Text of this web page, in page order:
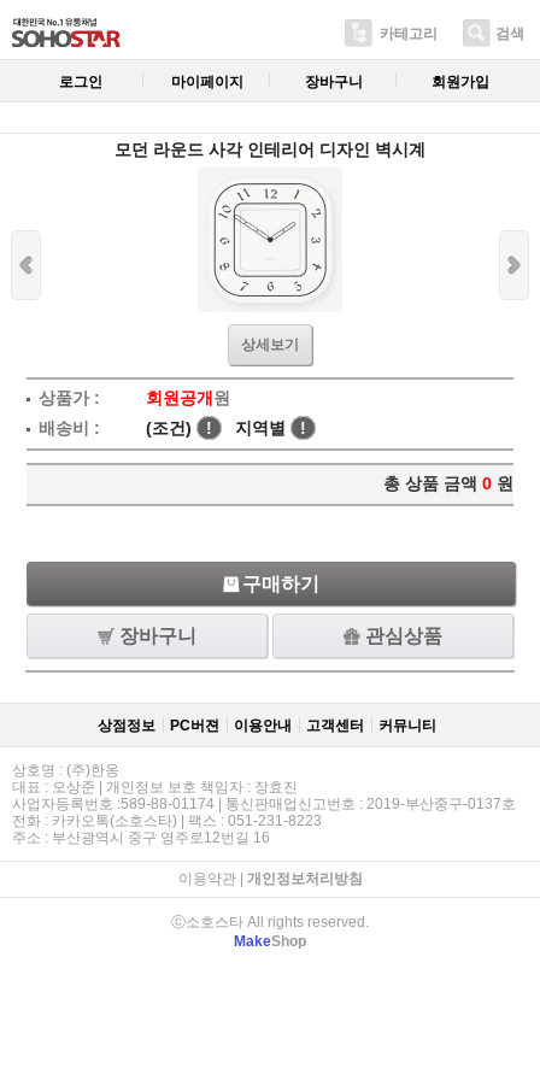
카테고리 검색
로그인 마이페이지 장바구니 회원가입
모던 라운드 사각 인테리어 디자인 벽시계
상세보기
상품가 : 회원공개 원
배송비 :
(조건) ! 지역별 !
총 상품 금액 0 원
구매하기
장바구니 관심상품
상점정보 PC버젼 이용안내 고객센터 커뮤니티
상호명 : (주)한옹
대표 : 오상준 | 개인정보 보호 책임자 : 장효진
사업자등록번호 :589-88-01174 | 통신판매업신고번호 : 2019-부산중구-0137호
전화 : 카카오톡(소호스타) | 팩스 : 051-231-8223
주소 : 부산광역시 중구 영주로12번길 16
이용약관| 개인정보처리방침
ⓒ소호스타 All rights reserved.
MakeShop